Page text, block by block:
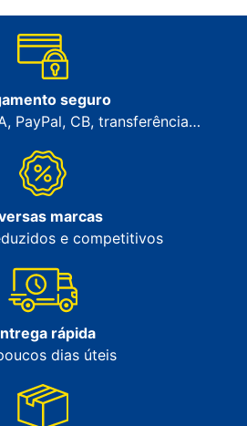
seguro
PayPal, CB, transferência…
marcas
e competitivos
rápida
dias úteis